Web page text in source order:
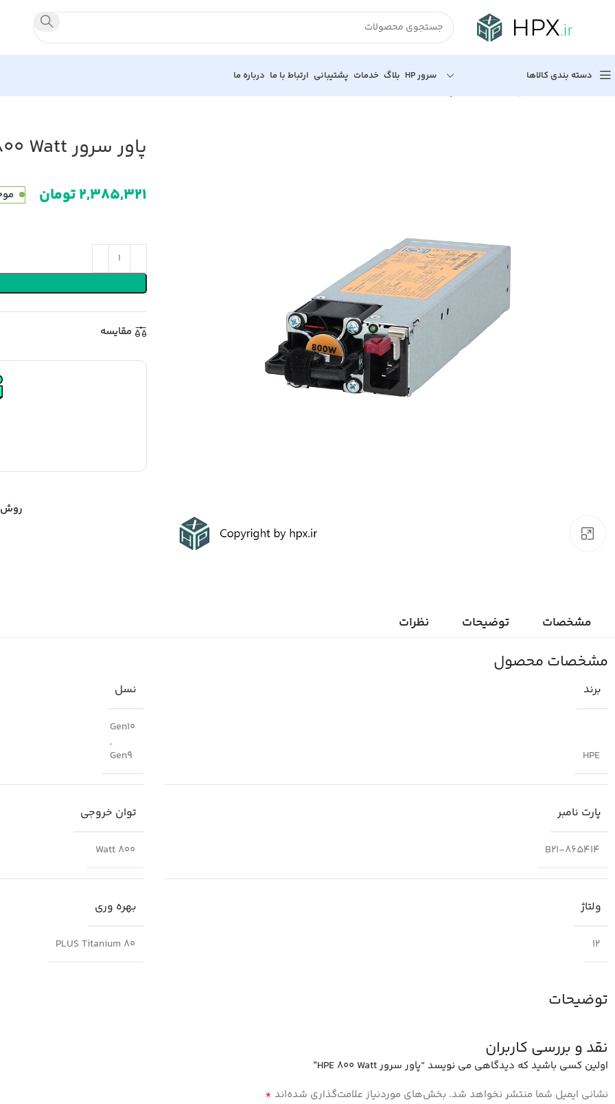
دسته بندی کالاها سرور HP بلاگ خدمات پشتیبانی ارتباط با ما درباره ما
پاور سرور HPE 800 Watt
تومان
مقایسه
روش
مشخصات توضیحات نظرات
مشخصات محصول
برند
HPE
نسل
Gen10
,
Gen9
پارت نامبر
865414-B21
توان خروجی
800 Watt
ولتاژ
12
بهره وری
PLUS Titanium 80
توضیحات
نقد و بررسی کاربران
اولین کسی باشید که دیدگاهی می نویسد “پاور سرور HPE 800 Watt”
نشانی ایمیل شما منتشر نخواهد شد. بخش‌های موردنیاز علامت‌گذاری شده‌اند *